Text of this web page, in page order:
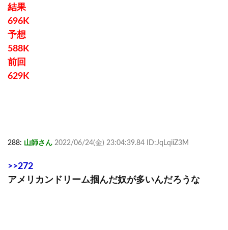
結果
696K
予想
588K
前回
629K
288: 山師さん 2022/06/24(金) 23:04:39.84 ID:JqLqiiZ3M
>>272
アメリカンドリーム掴んだ奴が多いんだろうな